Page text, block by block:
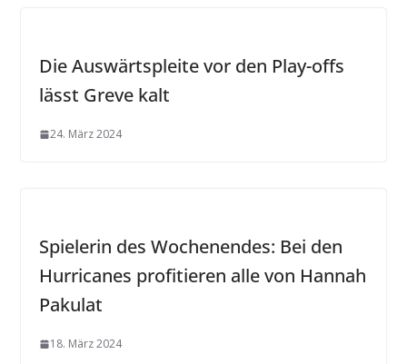
Die Auswärtspleite vor den Play-offs
lässt Greve kalt
24. März 2024
Spielerin des Wochenendes: Bei den
Hurricanes profitieren alle von Hannah
Pakulat
18. März 2024